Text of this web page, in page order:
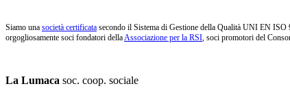
Siamo una società certificata secondo il Sistema di Gestione della Qualità UNI EN
orgogliosamente soci fondatori dellaAssociazione per la RSI, soci promotori del
La Lumaca soc. coop. sociale